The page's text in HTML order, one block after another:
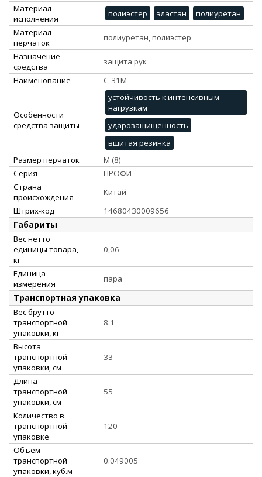
Материал
исполнения
полиэстер эластан
полиуретан
Материал
перчаток
полиуретан, полиэстер
Назначение
средства
защита рук
Наименование
С-31M
Особенности
средства защиты
устойчивость к интенсивным
нагрузкам
ударозащищенность
вшитая резинка
Размер перчаток
М (8)
Серия
ПРОФИ
Страна
происхождения
Китай
Штрих-код
14680430009656
Габариты
Вес нетто
единицы товара,
кг
0,06
Единица
измерения
пара
Транспортная упаковка
Вес брутто
транспортной
упаковки, кг
8.1
Высота
транспортной
упаковки, см
33
Длина
транспортной
упаковки, см
55
Количество в
транспортной
упаковке
120
Объём
транспортной
упаковки, куб.м
0.049005